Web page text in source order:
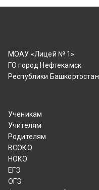
МОАУ «Лицей № 1»
ГО город Нефтекамск
Республики Башкортостан
Ученикам
Учителям
Родителям
ВСОКО
НОКО
ЕГЭ
ОГЭ